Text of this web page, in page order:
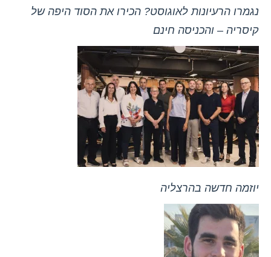
נגמרו הרעיונות לאוגוסט? הכירו את הסוד היפה של
קיסריה – והכניסה חינם
יוזמה חדשה בהרצליה